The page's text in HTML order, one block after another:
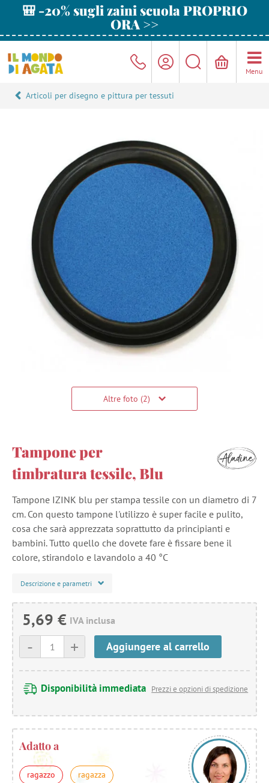
🎒 -20% sugli zaini scuola PROPRIO
ORA >>
Menu
Articoli per disegno e pittura per tessuti
Altre foto (2)
Tampone per
timbratura tessile, Blu
Tampone IZINK blu per stampa tessile con un diametro di 7
cm. Con questo tampone l'utilizzo è super facile e pulito,
cosa che sarà apprezzata soprattutto da principianti e
bambini. Tutto quello che dovete fare è fissare bene il
colore, stirandolo e lavandolo a 40 °C
Descrizione e parametri
5,69 € IVA inclusa
+
- Aggiungere al carrello
Disponibilità immediata Prezzi e opzioni di spedizione
Adatto a
ragazzo ragazza